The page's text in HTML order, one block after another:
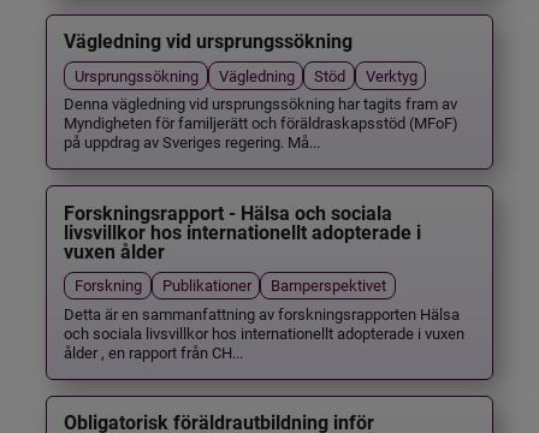
Vägledning vid ursprungssökning
Ursprungssökning Vägledning Stöd
Verktyg
Denna vägledning vid ursprungssökning har tagits fram av
Myndigheten för familjerätt och föräldraskapsstöd (MFoF)
på uppdrag av Sveriges regering. Må...
Forskningsrapport - Hälsa och sociala
livsvillkor hos internationellt adopterade i
vuxen ålder
Forskning Publikationer
Barnperspektivet
Detta är en sammanfattning av forskningsrapporten Hälsa
och sociala livsvillkor hos internationellt adopterade i vuxen
ålder , en rapport från CH...
Obligatorisk föräldrautbildning inför